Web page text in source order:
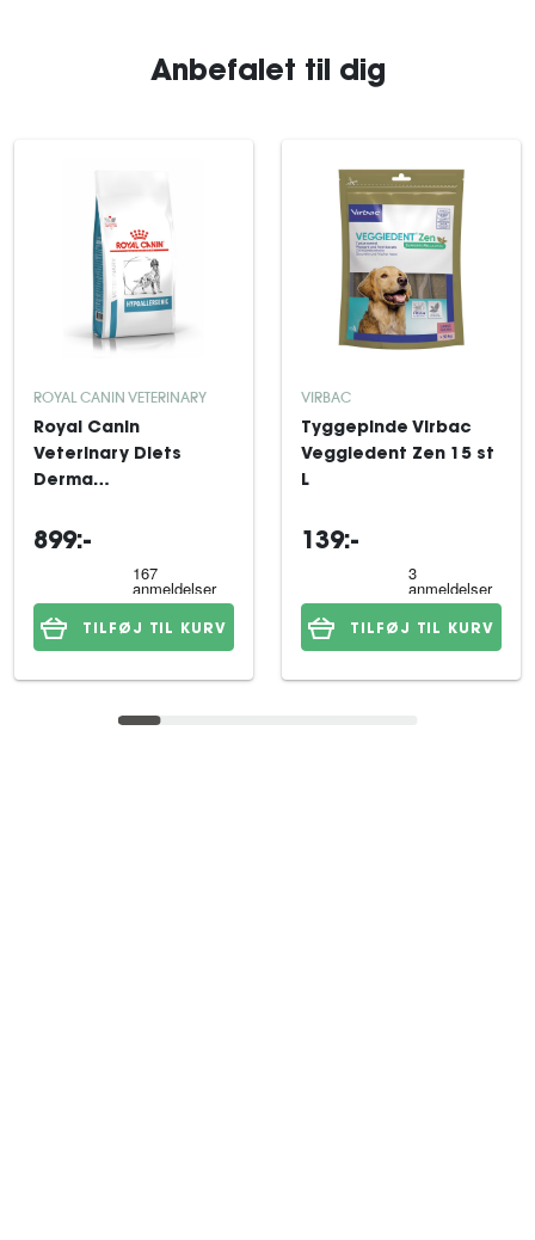
Anbefalet til dig
ROYAL CANIN VETERINARY
Royal Canin
Veterinary Diets
Derma
tørfoder til hund 14
899:-
TILFØJ TIL KURV
VIRBAC
Tyggepinde Virbac
Veggiedent Zen 15 st
L
139:-
TILFØJ TIL KURV